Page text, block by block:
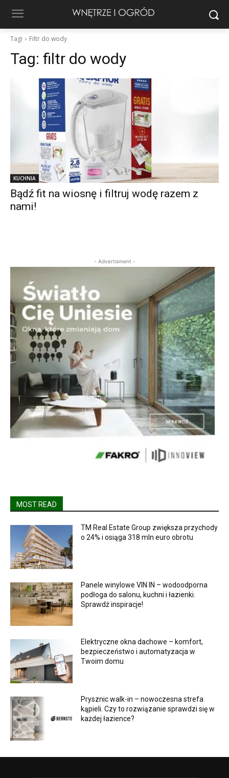
Tagi Filtr do wody
Tag: filtr do wody
KUCHNIA
Bądź fit na wiosnę i filtruj wodę razem z
nami!
- Advertisment -
MOST READ
TM Real Estate Group zwiększa przychody
o 24% i osiąga 318 mln euro obrotu
Panele winylowe VIN IN – wodoodporna
podłoga do salonu, kuchni i łazienki.
Sprawdź inspiracje!
Elektryczne okna dachowe – komfort,
bezpieczeństwo i automatyzacja w
Twoim domu
Prysznic walk-in – nowoczesna strefa
kąpieli. Czy to rozwiązanie sprawdzi się w
każdej łazience?